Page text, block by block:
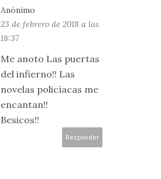
Anónimo
23 de febrero de 2018 a las
18:37
Me anoto Las puertas
del infierno!! Las
novelas policíacas me
encantan!!
Besicos!!
Responder